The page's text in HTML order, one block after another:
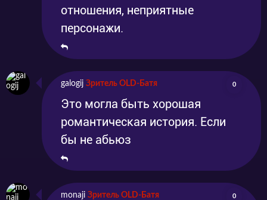
отношения, неприятные
персонажи.
galogij Зритель OLD-Батя 0
Это могла быть хорошая
романтическая история. Если
бы не абьюз
monaji Зритель OLD-Батя 0